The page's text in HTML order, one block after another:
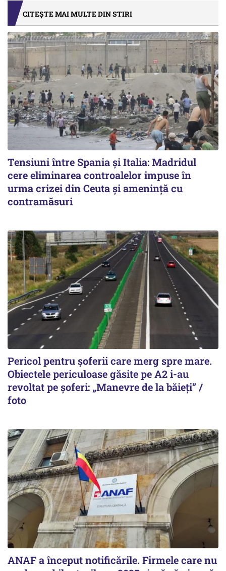
CITEȘTE MAI MULTE DIN STIRI
Tensiuni între Spania și Italia: Madridul
cere eliminarea controalelor impuse în
urma crizei din Ceuta și amenință cu
contramăsuri
Pericol pentru șoferii care merg spre mare.
Obiectele periculoase găsite pe A2 i-au
revoltat pe șoferi: „Manevre de la băieți” /
foto
ANAF a început notificările. Firmele care nu